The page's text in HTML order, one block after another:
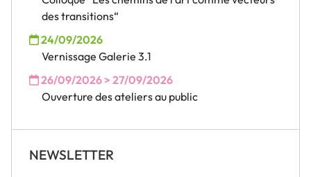
des transitions“
24/09/2026
Vernissage Galerie 3.1
26/09/2026 > 27/09/2026
Ouverture des ateliers au public
NEWSLETTER